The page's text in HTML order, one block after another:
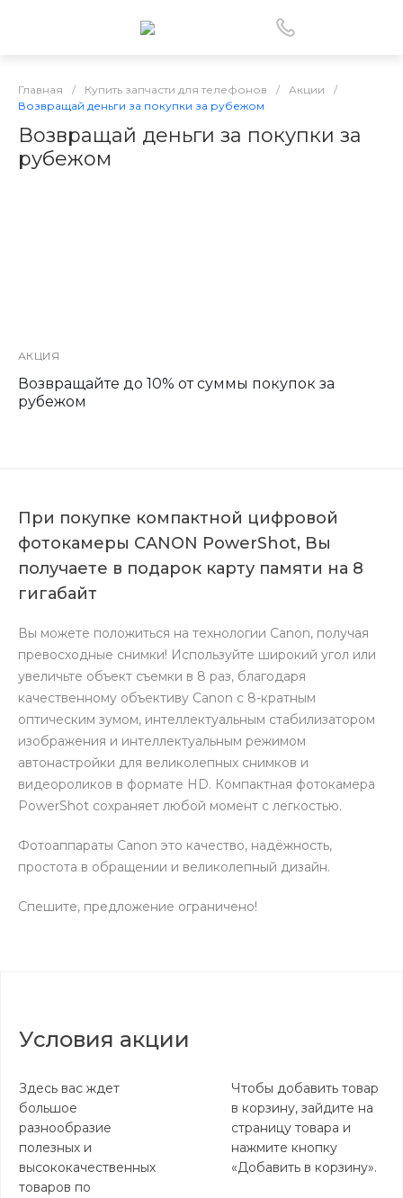
Главная / Купить запчасти для телефонов / Акции
/
Возвращай деньги за покупки за рубежом
Возвращай деньги за покупки за
рубежом
АКЦИЯ
Возвращайте до 10% от суммы покупок за
рубежом
При покупке компактной цифровой
фотокамеры CANON PowerShot, Вы
получаете в подарок карту памяти на 8
гигабайт
Вы можете положиться на технологии Canon, получая
превосходные снимки! Используйте широкий угол или
увеличьте объект съемки в 8 раз, благодаря
качественному объективу Canon с 8-кратным
оптическим зумом, интеллектуальным стабилизатором
изображения и интеллектуальным режимом
автонастройки для великолепных снимков и
видеороликов в формате HD. Компактная фотокамера
PowerShot сохраняет любой момент с легкостью.
Фотоаппараты Canon это качество, надёжность,
простота в обращении и великолепный дизайн.
Спешите, предложение ограничено!
Условия акции
Здесь вас ждет
большое
разнообразие
полезных и
высококачественных
товаров по
Чтобы добавить товар
в корзину, зайдите на
страницу товара и
нажмите кнопку
«Добавить в корзину».